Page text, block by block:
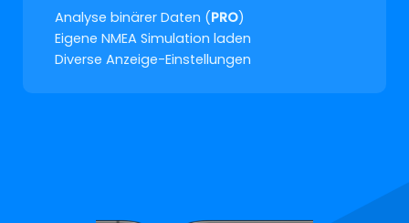
Analyse binärer Daten (PRO)
Eigene NMEA Simulation laden
Diverse Anzeige-Einstellungen